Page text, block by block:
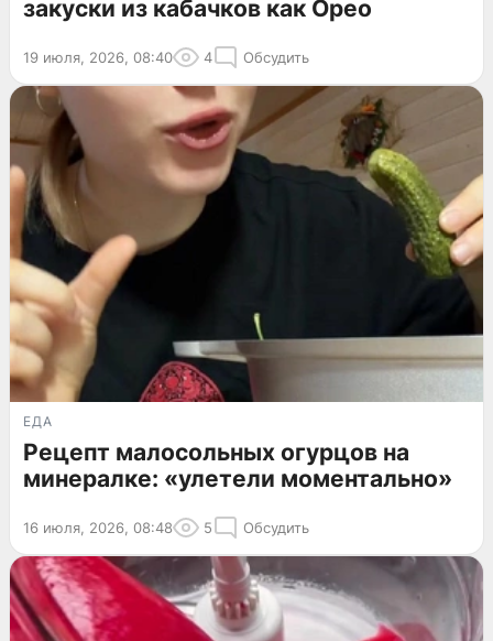
закуски из кабачков как Орео
19 июля, 2026, 08:40 4 Обсудить
ЕДА
Рецепт малосольных огурцов на
минералке: «улетели моментально»
16 июля, 2026, 08:48 5 Обсудить